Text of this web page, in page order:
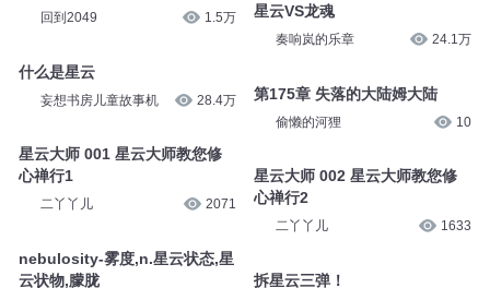
回到2049 1.5万
什么是星云
妄想书房儿童故事机 28.4万
星云大师 001 星云大师教您修
心禅行1
二丫丫儿 2071
nebulosity-雾度,n.星云状态,星
云状物,朦胧
星云VS龙魂
奏响岚的乐章 24.1万
第175章 失落的大陆姆大陆
偷懒的河狸 10
星云大师 002 星云大师教您修
心禅行2
二丫丫儿 1633
拆星云三弹！